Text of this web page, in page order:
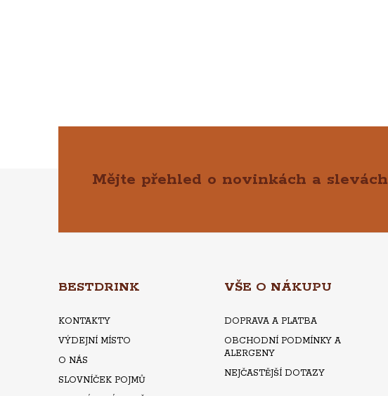
Mějte přehled o novinkách a slevách
BESTDRINK
KONTAKTY
VÝDEJNÍ MÍSTO
O NÁS
SLOVNÍČEK POJMŮ
VŠE O NÁKUPU
DOPRAVA A PLATBA
OBCHODNÍ PODMÍNKY A
ALERGENY
NEJČASTĚJŠÍ DOTAZY